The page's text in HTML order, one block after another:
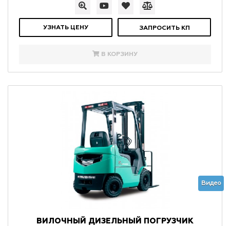
УЗНАТЬ ЦЕНУ ЗАПРОСИТЬ КП
В КОРЗИНУ
Видео
ВИЛОЧНЫЙ ДИЗЕЛЬНЫЙ ПОГРУЗЧИК